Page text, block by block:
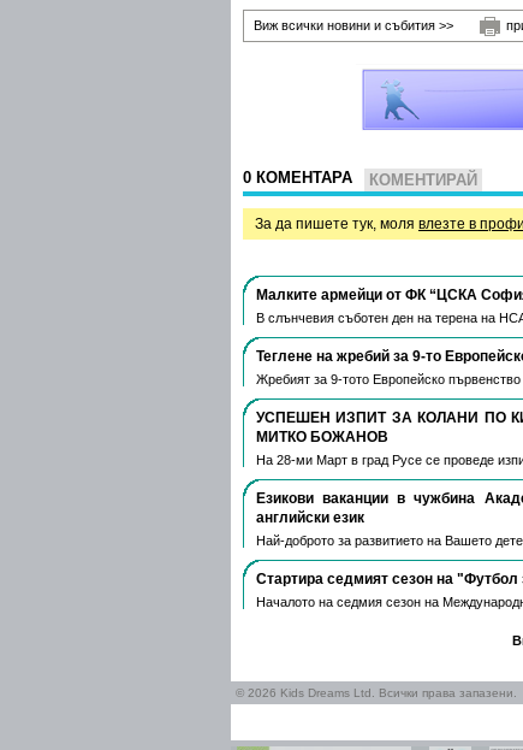
Виж всички новини и събития >>
0 КОМЕНТАРА КОМЕНТИРАЙ
За да пишете тук, моля влезте в
Малките армейци от ФК “ЦСКА
В слънчевия съботен ден на терена на
Теглене на жребий за 9-то
Жребият за 9-тото Европейско
УСПЕШЕН ИЗПИТ ЗА КОЛАНИ ПО
МИТКО БОЖАНОВ
На 28-ми Март в град Русе се проведе
Езикови ваканции​ в чужбина
английски език
Най-доброто за развитието на Вашето
Стартира седмият сезон на "Футбол
Началото на седмия сезон на
© 2026 Kids Dreams Ltd. Всички права запазени.